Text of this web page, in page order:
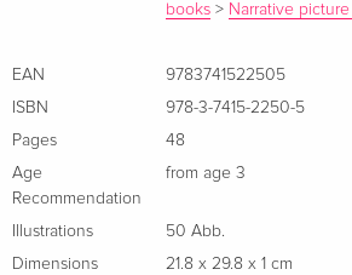
Maria Köhnen als Grundschullehrerin im
erfolgreich abgeschlossen. Sie arbeitete
Illustratorin für verschiedene Verlage.
books > Narrative
EAN
9783741522505
ISBN
978-3-7415-2250-5
Pages
48
Age
Recommendation
from age 3
Illustrations
50 Abb.
Dimensions
21.8 x 29.8 x 1 cm